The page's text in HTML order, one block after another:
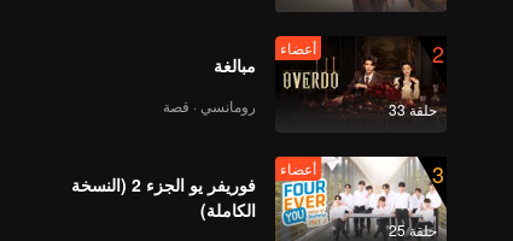
2
حلقة 33
أعضاء
مبالغة
رومانسي · قصة
3
حلقة 25
أعضاء
فوريفر يو الجزء 2 (النسخة
الكاملة)